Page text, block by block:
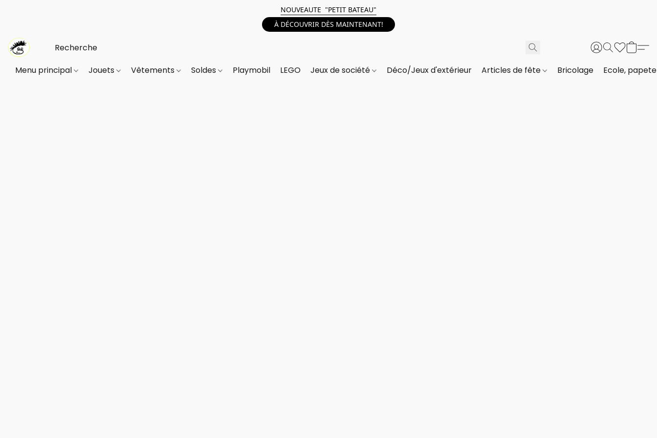
NOUVEAUTE "PETIT BATEAU"
À DÉCOUVRIR DÈS MAINTENANT!
Menu principal Jouets Vêtements Soldes Playmobil LEGO Jeux de société Déco/Jeux d'extérieur Articles de fête Bricolage Ecole,